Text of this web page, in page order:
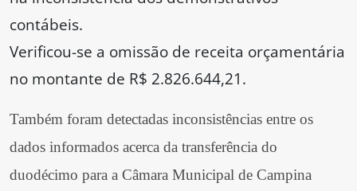
contábeis.
Verificou-se a omissão de receita orçamentária
no montante de R$ 2.826.644,21.
Também foram detectadas inconsistências entre os
dados informados acerca da transferência do
duodécimo para a Câmara Municipal de Campina